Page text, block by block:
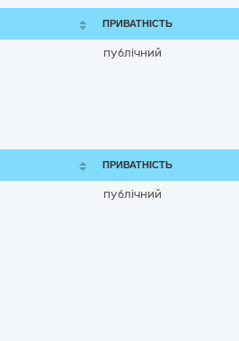
ПРИВАТНІСТЬ
публічний
ПРИВАТНІСТЬ
публічний